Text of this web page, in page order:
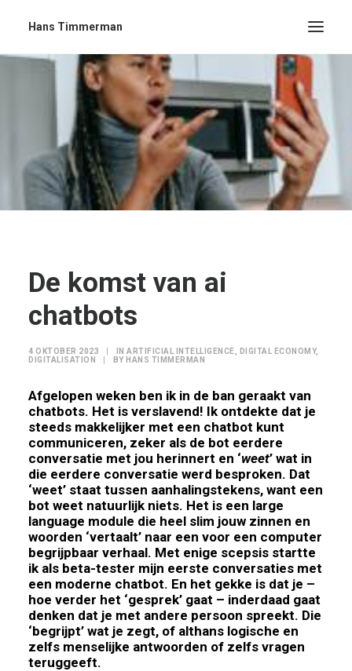
Hans Timmerman
De komst van ai
chatbots
4 OKTOBER 2023 IN ARTIFICIAL INTELLIGENCE DIGITAL ECONOMY,
DIGITALISATION
BY HANS TIMMERMAN
Afgelopen weken ben ik in de ban geraakt van
chatbots. Het is verslavend! Ik ontdekte dat je
steeds makkelijker met een chatbot kunt
communiceren, zeker als de bot eerdere
conversatie met jou herinnert en ‘weet’ wat in
die eerdere conversatie werd besproken. Dat
‘weet’ staat tussen aanhalingstekens, want een
bot weet natuurlijk niets. Het is een large
language module die heel slim jouw zinnen en
woorden ‘vertaalt’ naar een voor een computer
begrijpbaar verhaal. Met enige scepsis startte
ik als beta-tester mijn eerste conversaties met
een moderne chatbot. En het gekke is dat je –
hoe verder het ‘gesprek’ gaat – inderdaad gaat
denken dat je met andere persoon spreekt. Die
‘begrijpt’ wat je zegt, of althans logische en
zelfs menselijke antwoorden of zelfs vragen
teruggeeft.